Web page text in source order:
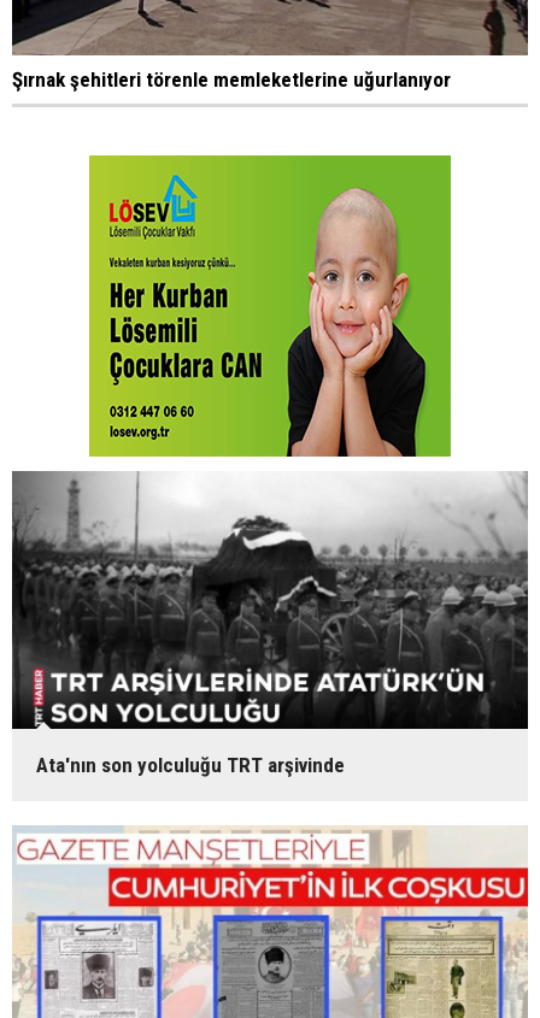
Şırnak şehitleri törenle memleketlerine uğurlanıyor
Ata'nın son yolculuğu TRT arşivinde